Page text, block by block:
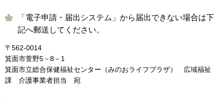
「電子申請・届出システム」から届出できない場合は下
記へ郵送してください。
〒562-0014
箕面市萱野5－8－1
箕面市立総合保健福祉センター（みのおライフプラザ） 広域福祉
課 介護事業者担当 宛